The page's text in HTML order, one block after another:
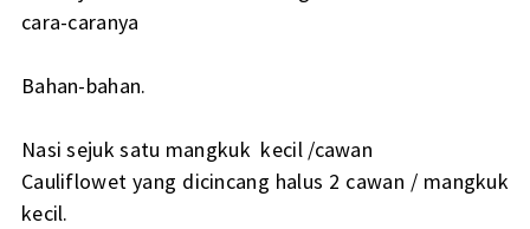
cara-caranya
Bahan-bahan.
Nasi sejuk satu mangkuk kecil /cawan
Cauliflowet yang dicincang halus 2 cawan / mangkuk
kecil.